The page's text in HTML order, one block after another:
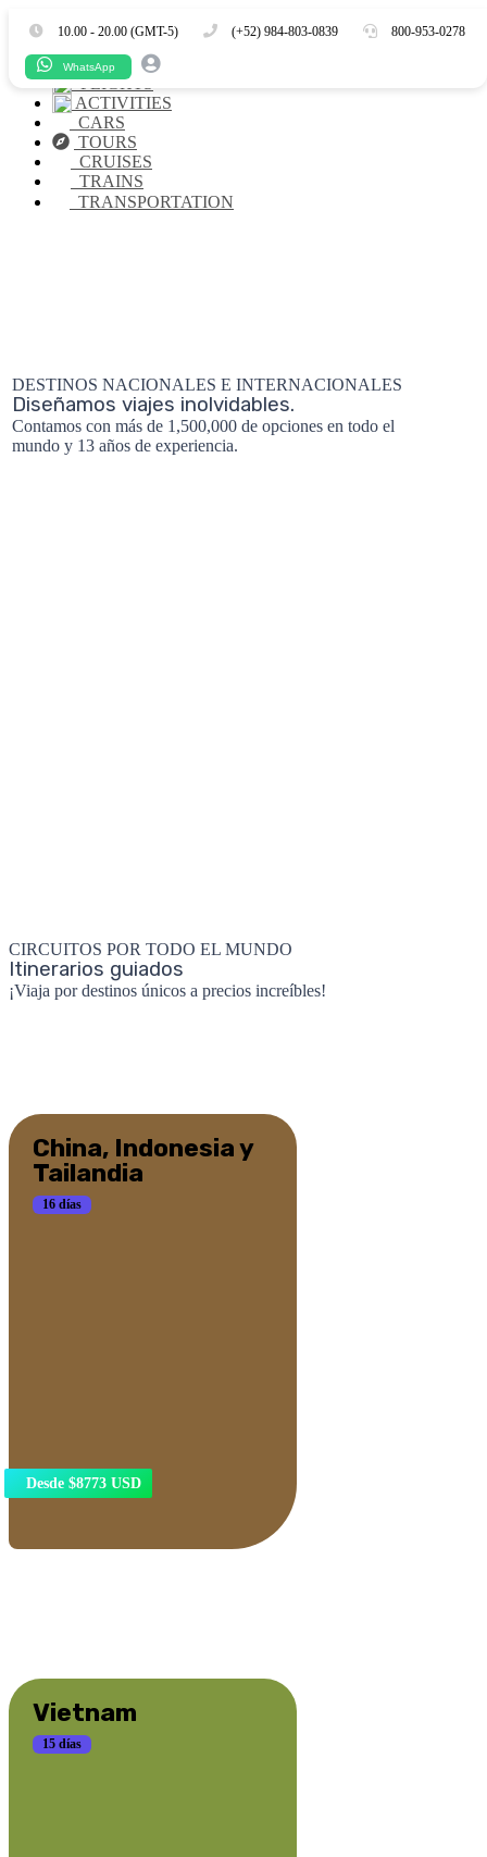
10.00 - 20.00 (GMT-5) (+52) 984-803-0839 800-953-0278
WhatsApp
Es En
HOTELS
FLIGHTS
ACTIVITIES
CARS
TOURS
CRUISES
TRAINS
TRANSPORTATION
DESTINOS NACIONALES E INTERNACIONALES
Diseñamos viajes inolvidables.
Contamos con más de 1,500,000 de opciones en todo el
mundo y 13 años de experiencia.
CIRCUITOS POR TODO EL MUNDO
Itinerarios guiados
¡Viaja por destinos únicos a precios increíbles!
China, Indonesia y
Tailandia
16 días
Desde $8773 USD
Vietnam
15 días